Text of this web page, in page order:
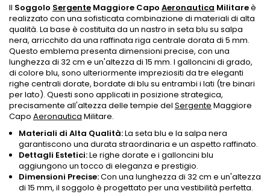
Il Soggolo Sergente Maggiore Capo Aeronautica Militareè
realizzato con una sofisticata combinazione di materiali di alta
qualità. La base è costituita da un nastro in seta blu su salpa
nera, arricchito da una raffinata riga centrale dorata di 5 mm.
Questo emblema presenta dimensioni precise, con una
lunghezza di 32 cm e un'altezza di 15 mm. I galloncini di grado,
di colore blu, sono ulteriormente impreziositi da tre eleganti
righe centrali dorate, bordate di blu su entrambi i lati (tre binari
per lato). Questi sono applicati in posizione strategica,
precisamente all'altezza delle tempie del Sergente Maggiore
Capo Aeronautica Militare.
Materiali di Alta Qualità:La seta blu e la salpa nera
garantiscono una durata straordinaria e un aspetto raffinato.
Dettagli Estetici:Le righe dorate e i galloncini blu
aggiungono un tocco di eleganza e prestigio.
Dimensioni Precise:Con una lunghezza di 32 cm e un'altezza
di 15 mm, il soggolo è progettato per una vestibilità perfetta.